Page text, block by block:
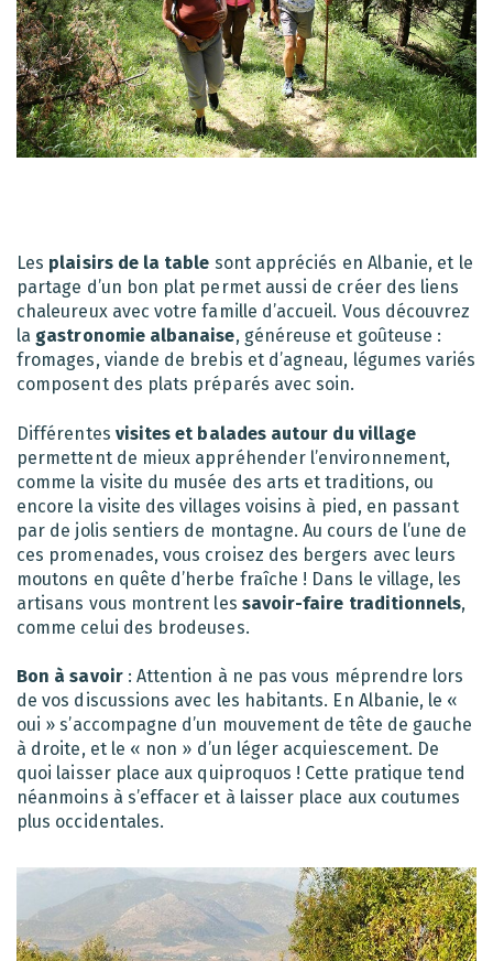
Les plaisirs de la table sont appréciés en Albanie, et le
partage d’un bon plat permet aussi de créer des liens
chaleureux avec votre famille d’accueil. Vous découvrez
la gastronomie albanaise, généreuse et goûteuse :
fromages, viande de brebis et d’agneau, légumes variés
composent des plats préparés avec soin.
Différentes visites et balades autour du village
permettent de mieux appréhender l’environnement,
comme la visite du musée des arts et traditions, ou
encore la visite des villages voisins à pied, en passant
par de jolis sentiers de montagne. Au cours de l’une de
ces promenades, vous croisez des bergers avec leurs
moutons en quête d’herbe fraîche ! Dans le village, les
artisans vous montrent les savoir-faire traditionnels,
comme celui des brodeuses.
Bon à savoir: Attention à ne pas vous méprendre lors
de vos discussions avec les habitants. En Albanie, le «
oui » s’accompagne d’un mouvement de tête de gauche
à droite, et le « non » d’un léger acquiescement. De
quoi laisser place aux quiproquos ! Cette pratique tend
néanmoins à s’effacer et à laisser place aux coutumes
plus occidentales.